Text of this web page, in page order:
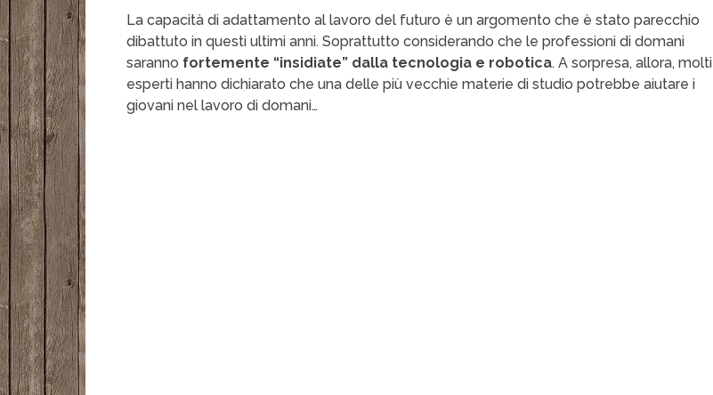
La capacità di adattamento al lavoro del futuro è un argomento che è stato parecchio
dibattuto in questi ultimi anni. Soprattutto considerando che le professioni di domani
saranno fortemente “insidiate” dalla tecnologia e robotica. A sorpresa, allora, molti
esperti hanno dichiarato che una delle più vecchie materie di studio potrebbe aiutare i
giovani nel lavoro di domani…